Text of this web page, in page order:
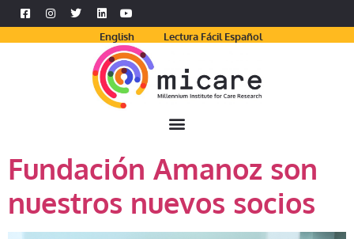
English Lectura Fácil Español
Fundación Amanoz son
nuestros nuevos socios